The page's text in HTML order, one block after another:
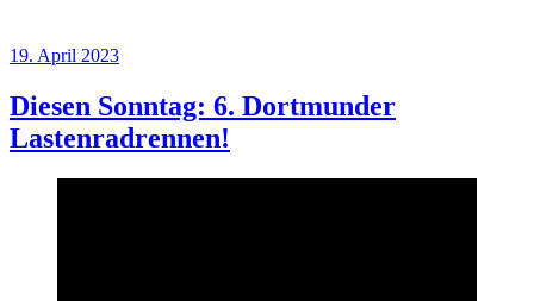
19. April 2023
Diesen Sonntag: 6. Dortmunder
Lastenradrennen!